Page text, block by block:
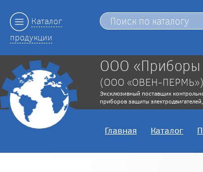
Каталог
продукции
ООО «Приборы
(ООО «ОВЕН-ПЕРМЬ»)
Эксклюзивный поставщик
приборов защиты
Главная Каталог